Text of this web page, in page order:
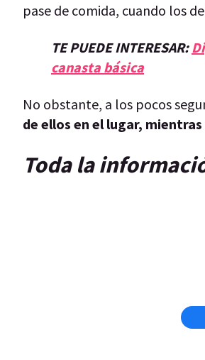
pase de comida, cuando los
TE PUEDE INTERESAR:
canasta básica
No obstante, a los pocos
de ellos en el lugar,
Toda la